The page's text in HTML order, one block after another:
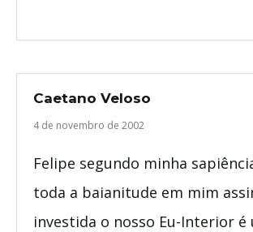
Caetano Veloso
4 de novembro de 2002
Felipe segundo minha
toda a baianitude em mim
investida o nosso Eu-Interior é